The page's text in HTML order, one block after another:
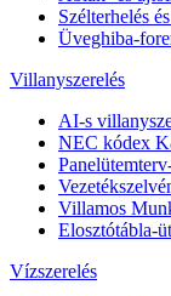
Szélterhelés
Üveghiba-
Villanyszerelés
AI-s
NEC kódex
Villamos
Elosztótábla-
Vízszerelés